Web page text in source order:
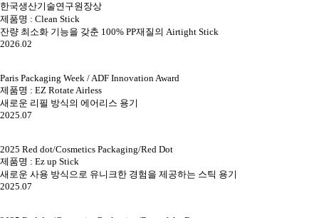
한국생산기술연구원장상
제품명 : Clean Stick
잔량 최소화 기능을 갖춘 100% PP재질의 Airtight Stick
2026.02
Paris Packaging Week / ADF Innovation Award
제품명 : EZ Rotate Airless
새로운 리필 방식의 에어리스 용기
2025.07
2025 Red dot/Cosmetics Packaging/Red Dot
제품명 : Ez up Stick
새로운 사용 방식으로 유니크한 경험을 제공하는 스틱 용기
2025.07